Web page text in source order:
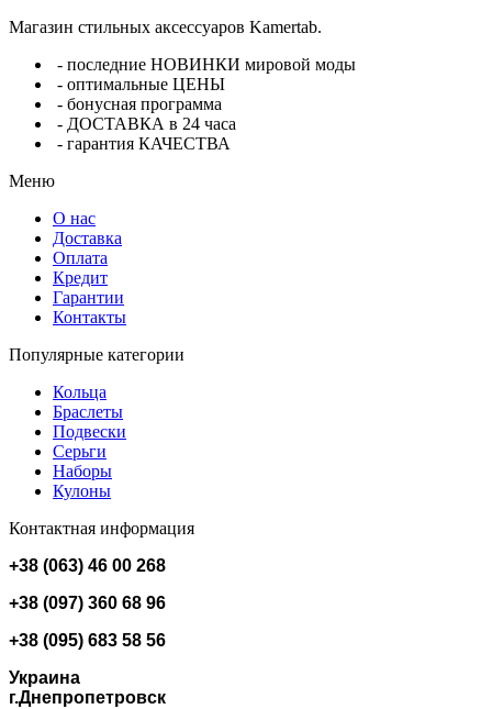
Магазин стильных аксессуаров Kamertab.
- последние НОВИНКИ мировой моды
- оптимальные ЦЕНЫ
- бонусная программа
- ДОСТАВКА в 24 часа
- гарантия КАЧЕСТВА
Меню
О нас
Доставка
Оплата
Кредит
Гарантии
Контакты
Популярные категории
Кольца
Браслеты
Подвески
Серьги
Наборы
Кулоны
Контактная информация
+38 (063) 46 00 268
+38 (097) 360 68 96
+38 (095) 683 58 56
Украина
г.Днепропетровск